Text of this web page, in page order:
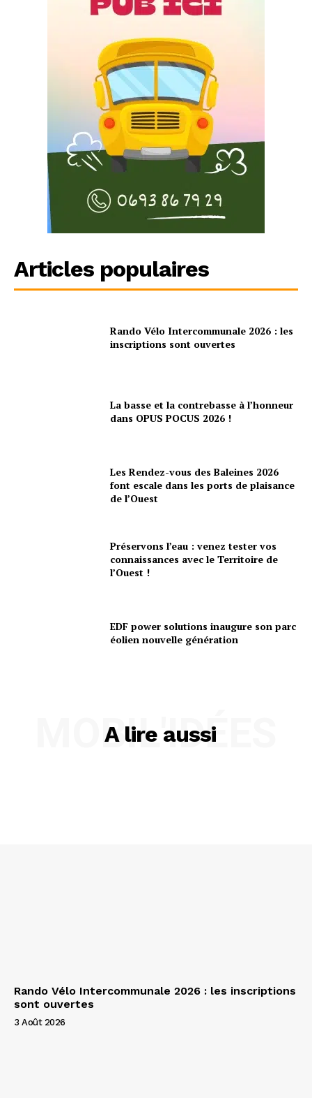
Articles populaires
Rando Vélo Intercommunale 2026 : les
inscriptions sont ouvertes
La basse et la contrebasse à l’honneur
dans OPUS POCUS 2026 !
Les Rendez-vous des Baleines 2026
font escale dans les ports de plaisance
de l’Ouest
Préservons l’eau : venez tester vos
connaissances avec le Territoire de
l’Ouest !
EDF power solutions inaugure son parc
éolien nouvelle génération
A lire aussi
MOBIL'IDÉES
Rando Vélo Intercommunale 2026 : les inscriptions
sont ouvertes
3 Août 2026